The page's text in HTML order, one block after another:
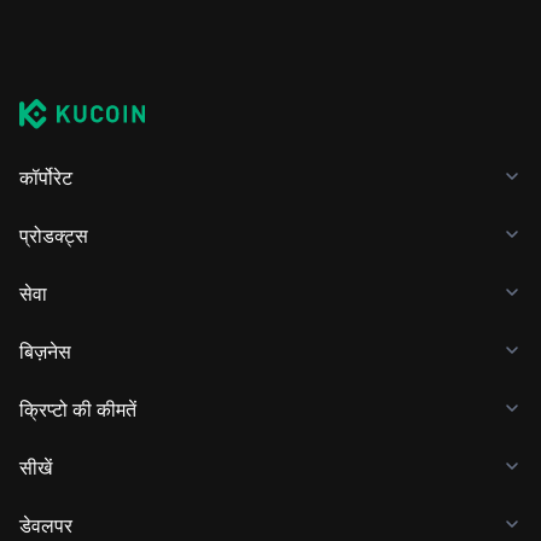
कॉर्पोरेट
प्रोडक्ट्स
सेवा
बिज़नेस
क्रिप्टो की कीमतें
सीखें
डेवलपर